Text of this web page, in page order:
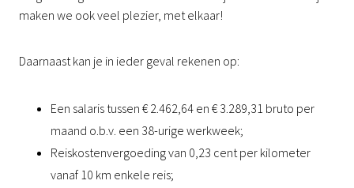
maken we ook veel plezier, met elkaar!
Daarnaast kan je in ieder geval rekenen op:
Een salaris tussen € 2.462,64 en € 3.289,31 bruto per
maand o.b.v. een 38-urige werkweek;
Reiskostenvergoeding van 0,23 cent per kilometer
vanaf 10 km enkele reis;